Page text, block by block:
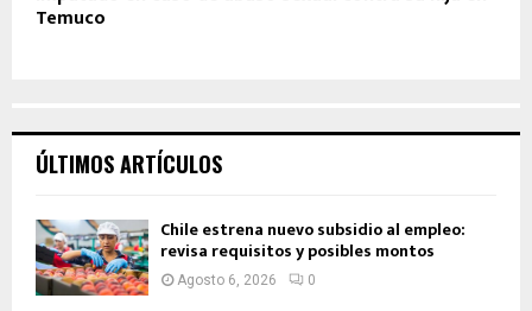
Temuco
ÚLTIMOS ARTÍCULOS
Chile estrena nuevo subsidio al empleo:
revisa requisitos y posibles montos
Agosto 6, 2026 0